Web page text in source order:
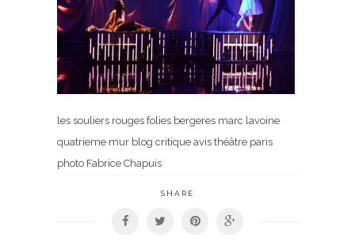
les souliers rouges folies bergeres marc lavoine
quatrieme mur blog critique avis théâtre paris
photo Fabrice Chapuis
SHARE